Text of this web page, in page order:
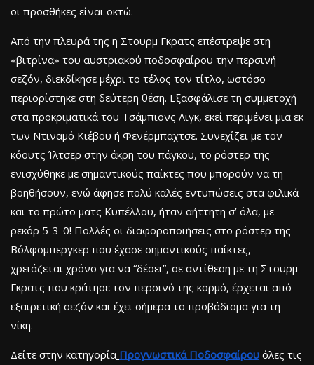
οι προσθήκες είναι οκτώ.
Από την πλευρά της η Στουρμ Γκρατς επέστρεψε στη
«βιτρίνα» του αυστριακού ποδοσφαίρου την περσινή
σεζόν, διεκδίκησε μέχρι το τέλος τον τίτλο, ωστόσο
περιορίστηκε στη δεύτερη θέση. Εξασφάλισε τη συμμετοχή
στα προκριματικά του Τσάμπιονς Λιγκ, εκεί περιμένει μια εκ
των Ντιναμό Κιέβου ή Φενέρμπαχτσε. Συνεχίζει με τον
κόουτς Ίλτσερ στην άκρη του πάγκου, το ρόστερ της
ενισχύθηκε με σημαντικούς παίκτες που μπορούν να τη
βοηθήσουν, ενώ άφησε πολύ καλές εντυπώσεις στα φιλικά
και το πρώτο ματς Κυπέλλου, ήταν αήττητη σ’ όλα, με
ρεκόρ 5-3-0! Πολλές οι διαφοροποιήσεις στο ρόστερ της
Βόλφσμπεργκερ που έχασε σημαντικούς παίκτες,
χρειάζεται χρόνο για να “δέσει”, σε αντίθεση με τη Στουρμ
Γκρατς που κράτησε τον περσινό της κορμό, έρχεται από
εξαιρετική σεζόν και έχει σήμερα το προβάδισμα για τη
νίκη.
Δείτε στην κατηγορία Προγνωστικά Ποδοσφαίρου όλες τις